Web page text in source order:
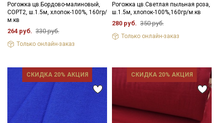
Рогожка цв.Бордово-малиновый,
СОРТ2, ш.1.5м, хлопок-100%, 160гр/
м.кв
264 руб. 330 руб.
Только онлайн-заказ
Рогожка цв.Светлая пыльная роза,
ш.1.5м, хлопок-100%,160гр/м.кв
280 руб. 350 руб.
Только онлайн-заказ
СКИДКА 20% АКЦИЯ СКИДКА 20% АКЦИЯ